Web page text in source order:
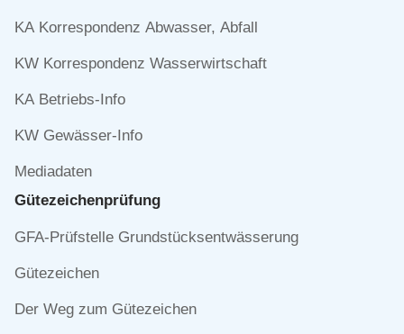
KA Korrespondenz Abwasser, Abfall
KW Korrespondenz Wasserwirtschaft
KA Betriebs-Info
KW Gewässer-Info
Mediadaten
Gütezeichen­prüfung
Navigation
GFA-Prüfstelle Grundstücksentwässerung
Gütezeichen
Der Weg zum Gütezeichen